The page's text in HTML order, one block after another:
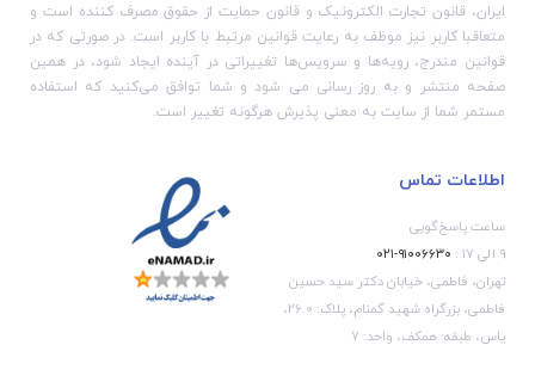
ایران، قانون تجارت الکترونیک و قانون حمایت از حقوق مصرف کننده است و
متعاقبا کاربر نیز موظف به رعایت قوانین مرتبط با کاربر است. در صورتی که در
قوانین مندرج، رویه‏‌ها و سرویس‏‌ها تغییراتی در آینده ایجاد شود، در همین
صفحه منتشر و به روز رسانی می شود و شما توافق می‏‌کنید که استفاده
مستمر شما از سایت به معنی پذیرش هرگونه تغییر است.
اطلاعات تماس
ساعت پاسخ‌گویی
۹ الی ۱۷ :
۹۱۰۰۶۶۳۰-۰۲۱
تهران، فاطمی، خیابان دکتر سید حسین
فاطمی، بزرگراه شهید گمنام، پلاک: 26.0،
یاس، طبقه: همکف، واحد: 7